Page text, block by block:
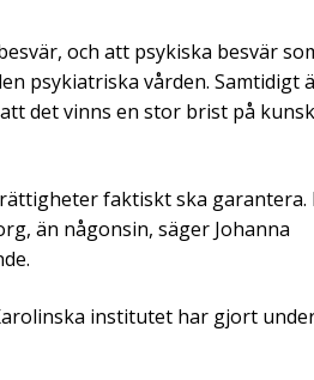
och att psykiska besvär
psykiatriska vården. Samtidigt
det vinns en stor brist på
faktiskt ska garantera.
än någonsin, säger Johanna
institutet har gjort